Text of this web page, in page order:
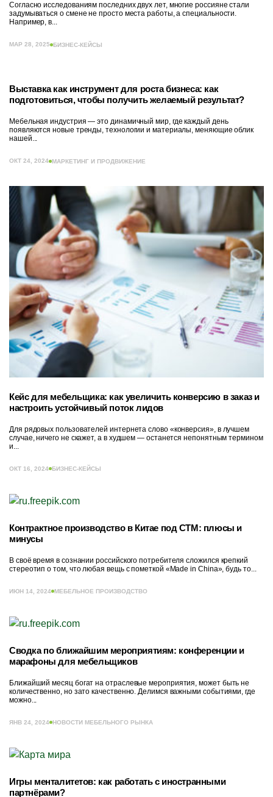
Согласно исследованиям последних двух лет, многие россияне стали
задумываться о смене не просто места работы, а специальности.
Например, в...
МАР 28, 2025 БИЗНЕС-КЕЙСЫ
Выставка как инструмент для роста бизнеса: как
подготовиться, чтобы получить желаемый результат?
Мебельная индустрия — это динамичный мир, где каждый день
появляются новые тренды, технологии и материалы, меняющие облик
нашей...
ОКТ 24, 2024 МАРКЕТИНГ И ПРОДВИЖЕНИЕ
Кейс для мебельщика: как увеличить конверсию в заказ и
настроить устойчивый поток лидов
Для рядовых пользователей интернета слово «конверсия», в лучшем
случае, ничего не скажет, а в худшем — останется непонятным термином
и...
ОКТ 16, 2024 БИЗНЕС-КЕЙСЫ
Контрактное производство в Китае под СТМ: плюсы и
минусы
В своё время в сознании российского потребителя сложился крепкий
стереотип о том, что любая вещь с пометкой «Made in China», будь то...
ИЮН 14, 2024 МЕБЕЛЬНОЕ ПРОИЗВОДСТВО
Сводка по ближайшим мероприятиям: конференции и
марафоны для мебельщиков
Ближайший месяц богат на отраслевые мероприятия, может быть не
количественно, но зато качественно. Делимся важными событиями, где
можно...
ЯНВ 24, 2024 НОВОСТИ МЕБЕЛЬНОГО РЫНКА
Игры менталитетов: как работать с иностранными
партнёрами?